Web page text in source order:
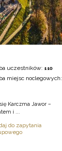
uczestników: 110
miejsc noclegowych:
Karczma Jawor –
i ...